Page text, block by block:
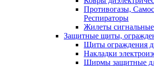
Противогазы,
Респираторы
Жилеты сигнальные
Защитные щиты,
Щиты ограждения
Накладки
Ширмы защитные